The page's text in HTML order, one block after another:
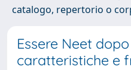
catalogo, repertorio o
Essere Neet
caratteristiche e